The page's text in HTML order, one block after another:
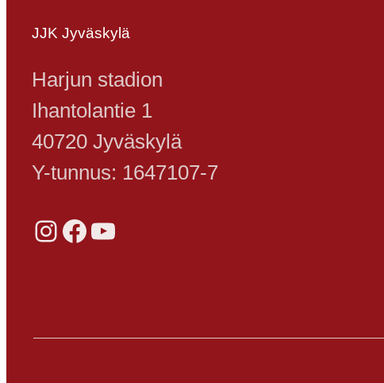
JJK Jyväskylä
Harjun stadion
Ihantolantie 1
40720 Jyväskylä
Y-tunnus: 1647107-7
Instagram Facebook YouTube